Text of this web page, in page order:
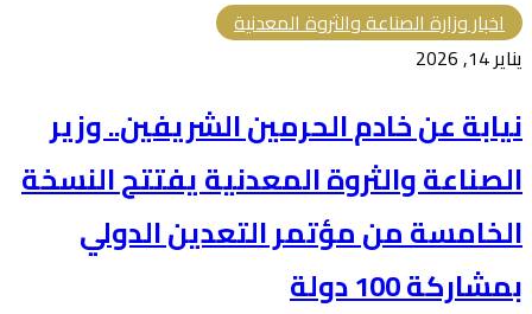
اخبار وزارة الصناعة والثروة المعدنية
يناير 14, 2026
نيابة عن خادم الحرمين الشريفين.. وزير
الصناعة والثروة المعدنية يفتتح النسخة
الخامسة من مؤتمر التعدين الدولي
بمشاركة 100 دولة